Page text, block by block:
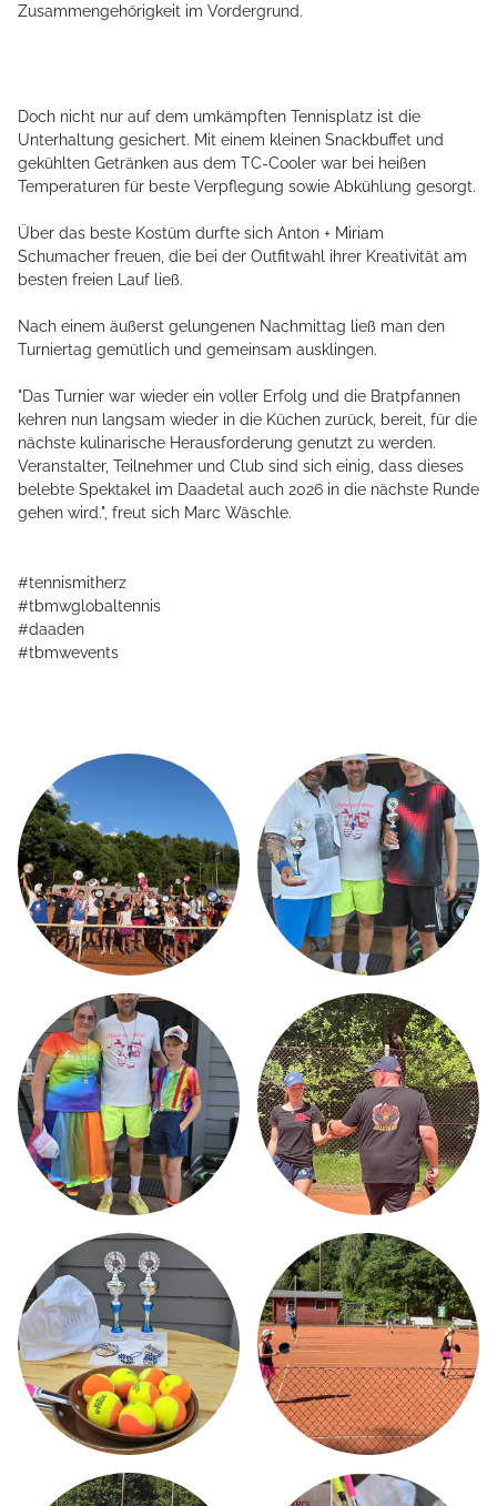
Zusammengehörigkeit im Vordergrund.
Doch nicht nur auf dem umkämpften Tennisplatz ist die
Unterhaltung gesichert. Mit einem kleinen Snackbuffet und
gekühlten Getränken aus dem TC-Cooler war bei heißen
Temperaturen für beste Verpflegung sowie Abkühlung gesorgt.
Über das beste Kostüm durfte sich Anton + Miriam
Schumacher freuen, die bei der Outfitwahl ihrer Kreativität am
besten freien Lauf ließ.
Nach einem äußerst gelungenen Nachmittag ließ man den
Turniertag gemütlich und gemeinsam ausklingen.
"Das Turnier war wieder ein voller Erfolg und die Bratpfannen
kehren nun langsam wieder in die Küchen zurück, bereit, für die
nächste kulinarische Herausforderung genutzt zu werden.
Veranstalter, Teilnehmer und Club sind sich einig, dass dieses
belebte Spektakel im Daadetal auch 2026 in die nächste Runde
gehen wird.", freut sich Marc Wäschle.
#tennismitherz
#tbmwglobaltennis
#daaden
#tbmwevents